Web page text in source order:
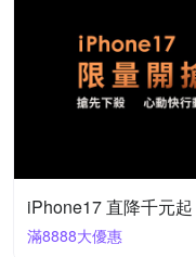
iPhone17 直降千元起
滿8888大優惠